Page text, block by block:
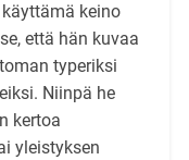
keino
että hän kuvaa
typeriksi
Niinpä he
kertoa
yleistyksen